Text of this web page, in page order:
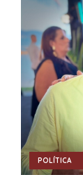
POLÍTICA